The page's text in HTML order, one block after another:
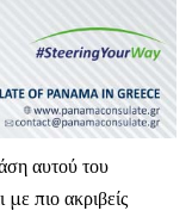
αυτού του
πιο ακριβείς